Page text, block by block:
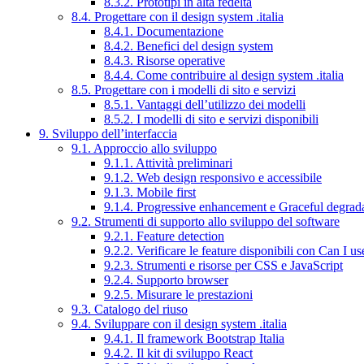
8.4. Progettare con il design system .italia
8.4.1. Documentazione
8.4.2. Benefici del design system
8.4.3. Risorse operative
8.4.4. Come contribuire al design system .italia
8.5. Progettare con i modelli di sito e servizi
8.5.1. Vantaggi dell’utilizzo dei modelli
8.5.2. I modelli di sito e servizi disponibili
9. Sviluppo dell’interfaccia
9.1. Approccio allo sviluppo
9.1.1. Attività preliminari
9.1.2. Web design responsivo e accessibile
9.1.3. Mobile first
9.1.4. Progressive enhancement e Graceful
9.2. Strumenti di supporto allo sviluppo del software
9.2.1. Feature detection
9.2.2. Verificare le feature disponibili con Can I
9.2.3. Strumenti e risorse per CSS e JavaScript
9.2.4. Supporto browser
9.2.5. Misurare le prestazioni
9.3. Catalogo del riuso
9.4. Sviluppare con il design system .italia
9.4.1. Il framework Bootstrap Italia
9.4.2. Il kit di sviluppo React